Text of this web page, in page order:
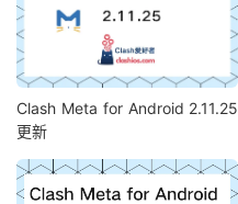
Clash Meta for Android 2.11.25
更新